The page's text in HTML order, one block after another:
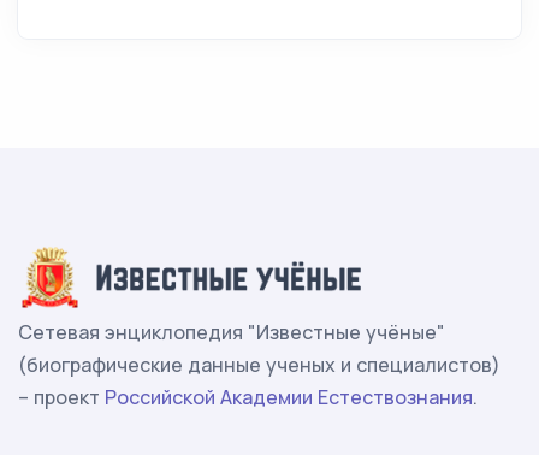
Сетевая энциклопедия "Известные учёные"
(биографические данные ученых и специалистов)
– проект Российской Академии Естествознания.